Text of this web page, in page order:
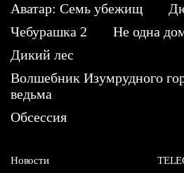
Аватар: Семь убежищ
Чебурашка 2
Не одна
Дикий лес
Волшебник Изумрудного
ведьма
Обсессия
Новости